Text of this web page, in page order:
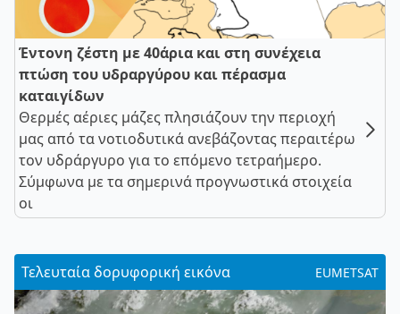
Έντονη ζέστη με 40άρια και στη συνέχεια
πτώση του υδραργύρου και πέρασμα
καταιγίδων
Θερμές αέριες μάζες πλησιάζουν την περιοχή
μας από τα νοτιοδυτικά ανεβάζοντας περαιτέρω
τον υδράργυρο για το επόμενο τετραήμερο.
Σύμφωνα με τα σημερινά προγνωστικά στοιχεία
οι
Τελευταία δορυφορική εικόνα EUMETSAT